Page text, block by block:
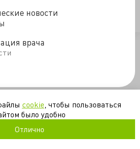
новости
врача
организация управление
cookie , чтобы пользоваться
было удобно
Отлично